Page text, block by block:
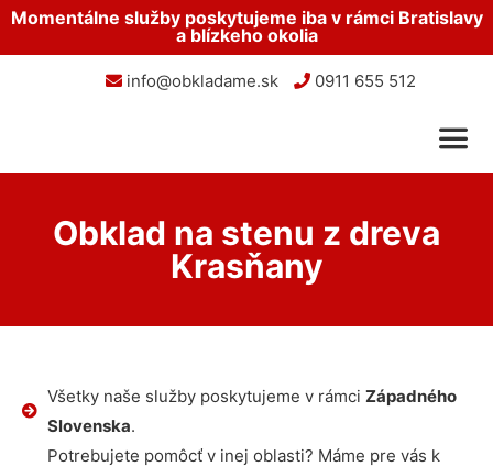
Momentálne služby poskytujeme iba v rámci Bratislavy
a blízkeho okolia
info@obkladame.sk 0911 655 512
Obklad na stenu z dreva
Krasňany
Všetky naše služby poskytujeme v rámci Západného
Slovenska.
Potrebujete pomôcť v inej oblasti? Máme pre vás k